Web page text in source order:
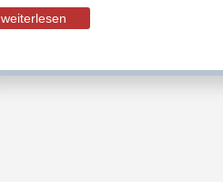
weiterlesen